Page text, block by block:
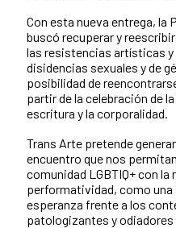
Con esta nueva entrega, la
buscó recuperar y
las resistencias artísticas
disidencias sexuales y de
posibilidad de
partir de la celebración de
escritura y la corporalidad.
Trans Arte pretende
encuentro que nos
comunidad LGBTIQ+ con la
performatividad, como una
esperanza frente a los
patologizantes y odiadores